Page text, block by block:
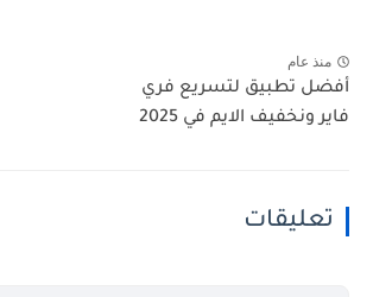
منذ عام
أفضل تطبيق لتسريع فري
فاير ونخفيف الايم في 2025
تعليقات